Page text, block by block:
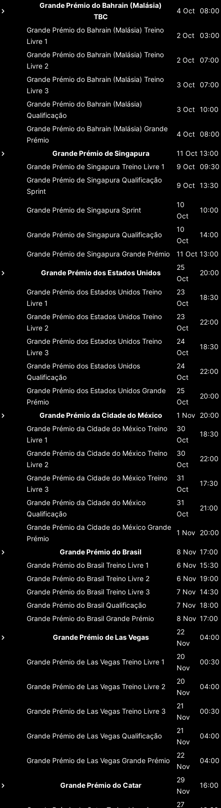
Grande Prémio do Bahrain (Malásia)
TBC
4 Oct 08:00
Grande Prémio do Bahrain (Malásia) Treino
Livre 1
2 Oct 03:00
Grande Prémio do Bahrain (Malásia) Treino
Livre 2
2 Oct 07:00
Grande Prémio do Bahrain (Malásia) Treino
Livre 3
3 Oct 07:00
Grande Prémio do Bahrain (Malásia)
Qualificação
3 Oct 10:00
Grande Prémio do Bahrain (Malásia) Grande
Prémio
4 Oct 08:00
Grande Prémio de Singapura 11 Oct 13:00
Grande Prémio de Singapura Treino Livre 1 9 Oct 09:30
Grande Prémio de Singapura Qualificação
Sprint
9 Oct 13:30
Grande Prémio de Singapura Sprint
10
Oct
10:00
Grande Prémio de Singapura Qualificação
10
Oct
14:00
Grande Prémio de Singapura Grande Prémio 11 Oct 13:00
Grande Prémio dos Estados Unidos
25
Oct
20:00
Grande Prémio dos Estados Unidos Treino
Livre 1
23
Oct
18:30
Grande Prémio dos Estados Unidos Treino
Livre 2
23
Oct
22:00
Grande Prémio dos Estados Unidos Treino
Livre 3
24
Oct
18:30
Grande Prémio dos Estados Unidos
Qualificação
24
Oct
22:00
Grande Prémio dos Estados Unidos Grande
Prémio
25
Oct
20:00
Grande Prémio da Cidade do México 1 Nov 20:00
Grande Prémio da Cidade do México Treino
Livre 1
30
Oct
18:30
Grande Prémio da Cidade do México Treino
Livre 2
30
Oct
22:00
Grande Prémio da Cidade do México Treino
Livre 3
31
Oct
17:30
Grande Prémio da Cidade do México
Qualificação
31
Oct
21:00
Grande Prémio da Cidade do México Grande
Prémio
1 Nov 20:00
Grande Prémio do Brasil 8 Nov 17:00
Grande Prémio do Brasil Treino Livre 1 6 Nov 15:30
Grande Prémio do Brasil Treino Livre 2 6 Nov 19:00
Grande Prémio do Brasil Treino Livre 3 7 Nov 14:30
Grande Prémio do Brasil Qualificação 7 Nov 18:00
Grande Prémio do Brasil Grande Prémio 8 Nov 17:00
Grande Prémio de Las Vegas
22
Nov
04:00
Grande Prémio de Las Vegas Treino Livre 1
20
Nov
00:30
Grande Prémio de Las Vegas Treino Livre 2
20
Nov
04:00
Grande Prémio de Las Vegas Treino Livre 3
21
Nov
00:30
Grande Prémio de Las Vegas Qualificação
21
Nov
04:00
Grande Prémio de Las Vegas Grande Prémio
22
Nov
04:00
Grande Prémio do Catar
29
Nov
16:00
27